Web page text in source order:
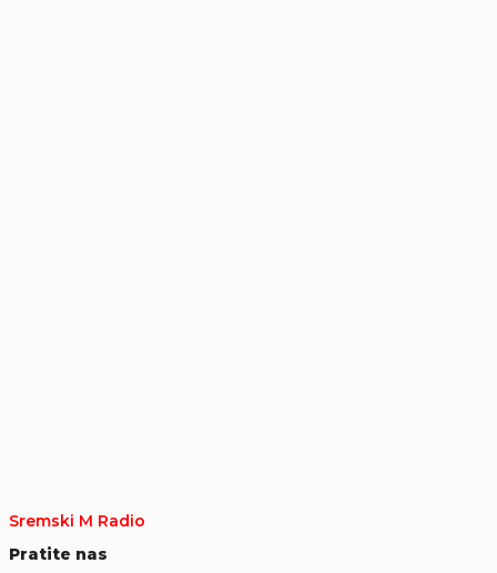
Sremski M Radio
Pratite nas